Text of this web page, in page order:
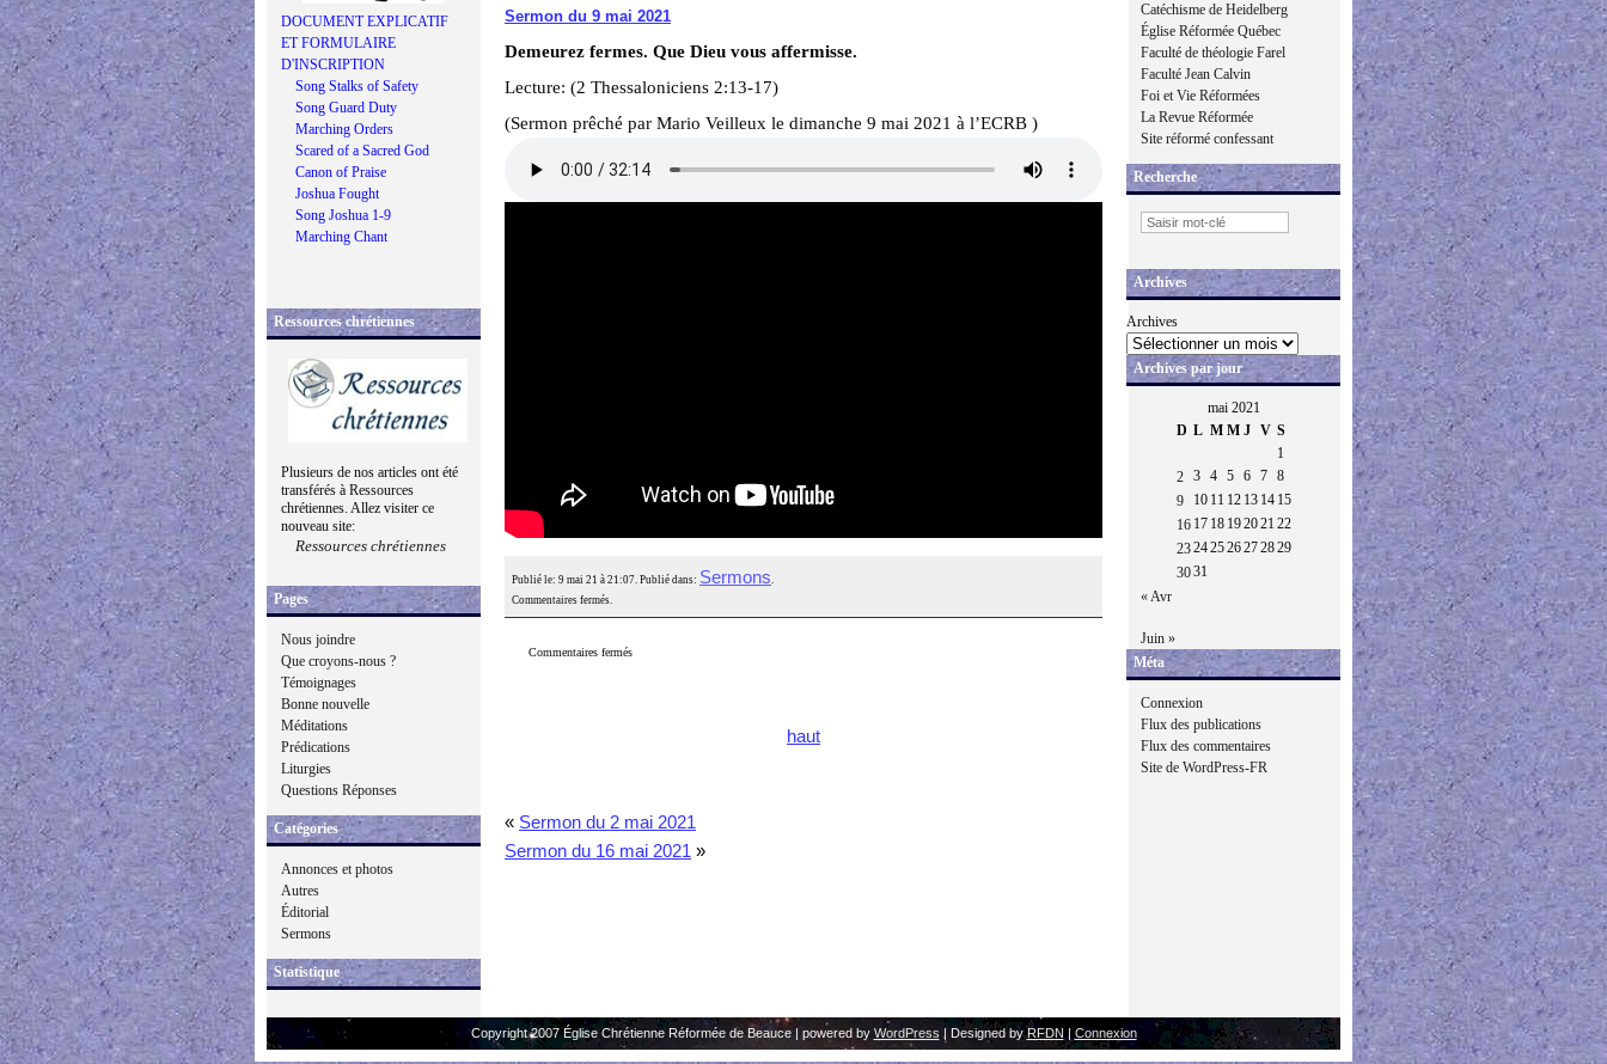
DOCUMENT EXPLICATIF
ET FORMULAIRE
D'INSCRIPTION
Song Stalks of Safety
Song Guard Duty
Marching Orders
Scared of a Sacred God
Canon of Praise
Joshua Fought
Song Joshua 1-9
Marching Chant
Ressources chrétiennes
Plusieurs de nos articles ont été
transférés à Ressources
chrétiennes. Allez visiter ce
nouveau site:
Ressources chrétiennes
Pages
Nous joindre
Que croyons-nous ?
Témoignages
Bonne nouvelle
Méditations
Prédications
Liturgies
Questions Réponses
Catégories
Annonces et photos
Autres
Éditorial
Sermons
Statistique
Sermon du 9 mai 2021
Demeurez fermes. Que Dieu vous affermisse.
Lecture: (2 Thessaloniciens 2:13-17)
(Sermon prêché par Mario Veilleux le dimanche 9 mai 2021 à l’ECRB )
Publié le: 9 mai 21 à 21:07. Publié dans: Sermons
Commentaires fermés.
Commentaires fermés
haut
« Sermon du 2 mai 2021
Sermon du 16 mai 2021 »
Catéchisme de Heidelberg
Église Réformée Québec
Faculté de théologie Farel
Faculté Jean Calvin
Foi et Vie Réformées
La Revue Réformée
Site réformé confessant
Recherche
Archives
Archives
Archives par jour
mai 2021
D L M M J V S
1
2
3 4 5 6 7
8
9
10 11 12 13 14 15
16 17 18 192021 22
23242526272829
3031
« Avr
Juin »
Méta
Connexion
Flux des publications
Flux des commentaires
Site de WordPress-FR
Copyright 2007 Église Chrétienne Réformée de Beauce | powered by WordPress | Designed byRFDN | Connexion